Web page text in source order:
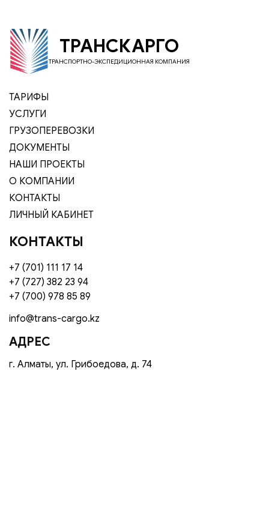
ТРАНСКАРГО
ТРАНСПОРТНО-ЭКСПЕДИЦИОННАЯ КОМПАНИЯ
ТАРИФЫ
УСЛУГИ
ГРУЗОПЕРЕВОЗКИ
ДОКУМЕНТЫ
НАШИ ПРОЕКТЫ
О КОМПАНИИ
КОНТАКТЫ
ЛИЧНЫЙ КАБИНЕТ
КОНТАКТЫ
+7 (701) 111 17 14
+7 (727) 382 23 94
+7 (700) 978 85 89
info@trans-cargo.kz
АДРЕС
г. Алматы, ул. Грибоедова, д. 74